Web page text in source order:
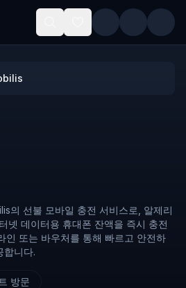
의 선불 모바일 충전 서비스로, 알제리
넷 데이터용 휴대폰 잔액을 즉시 충전
인 또는 바우처를 통해 빠르고 안전하
합니다.
방문